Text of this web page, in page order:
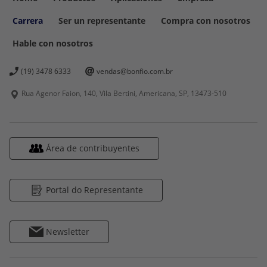
Carrera
Ser un representante
Compra con nosotros
Hable con nosotros
(19) 3478 6333 vendas@bonfio.com.br
Rua Agenor Faion, 140, Vila Bertini, Americana, SP, 13473-510
Área de contribuyentes
Portal do Representante
Newsletter